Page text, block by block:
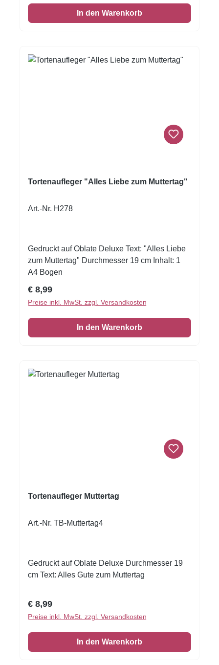
A4 Bogen mit 12 Auflegern
In den Warenkorb
Tortenaufleger "Alles Liebe zum Muttertag"
Art.-Nr. H278
Gedruckt auf Oblate Deluxe Text: "Alles Liebe
zum Muttertag" Durchmesser 19 cm Inhalt: 1
A4 Bogen
Regulärer Preis:
€ 8,99
Preise inkl. MwSt. zzgl. Versandkosten
In den Warenkorb
Tortenaufleger Muttertag
Art.-Nr. TB-Muttertag4
Gedruckt auf Oblate Deluxe Durchmesser 19
cm Text: Alles Gute zum Muttertag
Regulärer Preis:
€ 8,99
Preise inkl. MwSt. zzgl. Versandkosten
In den Warenkorb